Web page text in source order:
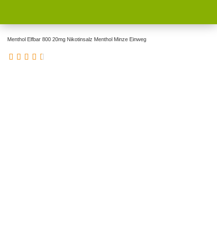
Menthol Elfbar 800 20mg Nikotinsalz Menthol Minze Einweg